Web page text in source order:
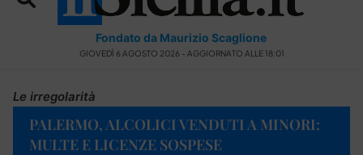
Fondato da Maurizio Scaglione
GIOVEDÌ 6 AGOSTO 2026 - AGGIORNATO ALLE 18:01
Le irregolarità
PALERMO, ALCOLICI VENDUTI A MINORI:
MULTE E LICENZE SOSPESE